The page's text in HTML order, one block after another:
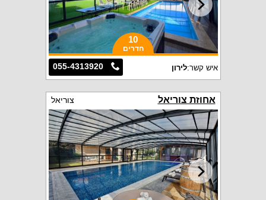
10
חדרים
055-4313920 איש קשר:לירון
אחוזת צוריאל צוריאל